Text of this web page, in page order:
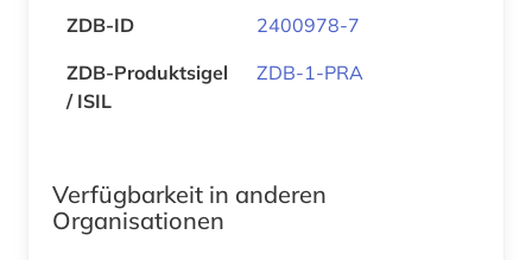
ZDB-ID
2400978-7
ZDB-Produktsigel
/ ISIL
ZDB-1-PRA
Verfügbarkeit in anderen
Organisationen